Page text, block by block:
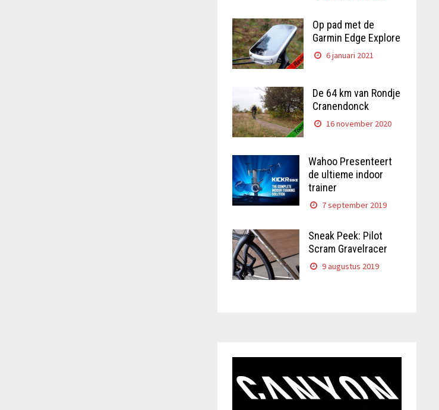
Op pad met de
Garmin Edge Explore
6 januari 2021
De 64 km van Rondje
Cranendonck
16 november 2020
Wahoo Presenteert
de ultieme indoor
trainer
7 september 2019
Sneak Peek: Pilot
Scram Gravelracer
9 augustus 2019